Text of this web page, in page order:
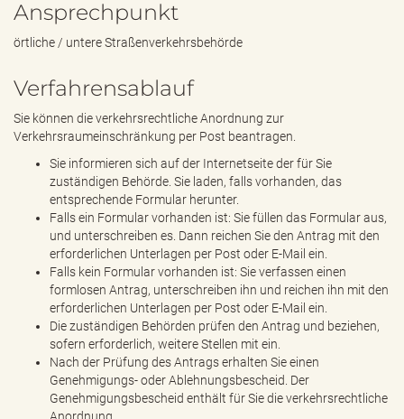
Ansprechpunkt
örtliche / untere Straßenverkehrsbehörde
Verfahrensablauf
Sie können die verkehrsrechtliche Anordnung zur
Verkehrsraumeinschränkung per Post beantragen.
Sie informieren sich auf der Internetseite der für Sie
zuständigen Behörde. Sie laden, falls vorhanden, das
entsprechende Formular herunter.
Falls ein Formular vorhanden ist: Sie füllen das Formular aus,
und unterschreiben es. Dann reichen Sie den Antrag mit den
erforderlichen Unterlagen per Post oder E-Mail ein.
Falls kein Formular vorhanden ist: Sie verfassen einen
formlosen Antrag, unterschreiben ihn und reichen ihn mit den
erforderlichen Unterlagen per Post oder E-Mail ein.
Die zuständigen Behörden prüfen den Antrag und beziehen,
sofern erforderlich, weitere Stellen mit ein.
Nach der Prüfung des Antrags erhalten Sie einen
Genehmigungs- oder Ablehnungsbescheid. Der
Genehmigungsbescheid enthält für Sie die verkehrsrechtliche